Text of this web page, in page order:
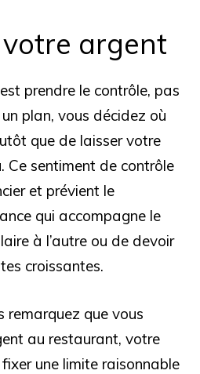
argent
prendre le contrôle, pas
plan, vous décidez où
que de laisser votre
Ce sentiment de contrôle
et prévient le
qui accompagne le
à l’autre ou de devoir
croissantes.
remarquez que vous
au restaurant, votre
une limite raisonnable